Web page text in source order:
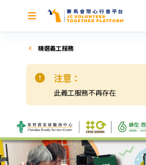
精選義工服務
注意：
此義工服務不再存在